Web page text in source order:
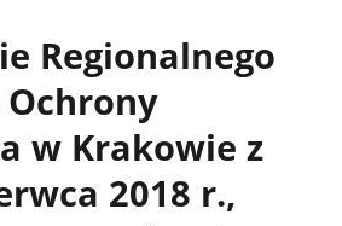
Regionalnego
w Krakowie z
2018 r.,